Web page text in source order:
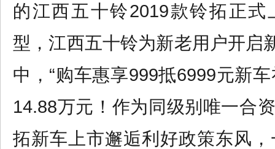
的江西五十铃2019款铃拓正
型，江西五十铃为新老用户开启
中，“购车惠享999抵6999元新
14.88万元！作为同级别唯一合
拓新车上市邂逅利好政策东风，